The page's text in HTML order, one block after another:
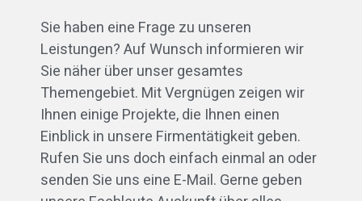
Sie haben eine Frage zu unseren
Leistungen? Auf Wunsch informieren wir
Sie näher über unser gesamtes
Themengebiet. Mit Vergnügen zeigen wir
Ihnen einige Projekte, die Ihnen einen
Einblick in unsere Firmentätigkeit geben.
Rufen Sie uns doch einfach einmal an oder
senden Sie uns eine E-Mail. Gerne geben